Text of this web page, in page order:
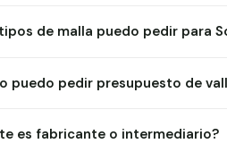
de malla puedo pedir para
puedo pedir presupuesto de
es fabricante o intermediario?